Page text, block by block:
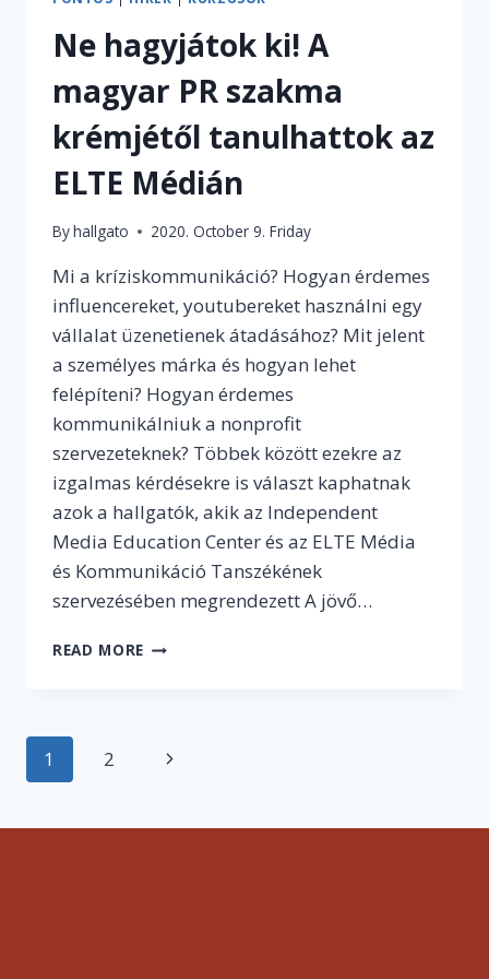
ÉS
MARKETINGRŐL
SZÓLÓ
Ne hagyjátok ki! A
magyar PR szakma
krémjétől tanulhattok az
ELTE Médián
Byhallgato 2020. October 9. Friday
Mi a kríziskommunikáció? Hogyan érdemes
influencereket, youtubereket használni egy
vállalat üzenetienek átadásához? Mit jelent
a személyes márka és hogyan lehet
felépíteni? Hogyan érdemes
kommunikálniuk a nonprofit
szervezeteknek? Többek között ezekre az
izgalmas kérdésekre is választ kaphatnak
azok a hallgatók, akik az Independent
Media Education Center és az ELTE Média
és Kommunikáció Tanszékének
szervezésében megrendezett A jövő…
READ MORE NE
TANULHATTOK
Page
1 2
Next